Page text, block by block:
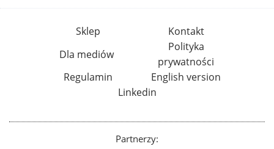
Sklep
Kontakt
Dla mediów
Polityka
prywatności
Regulamin
English version
Linkedin
Partnerzy: